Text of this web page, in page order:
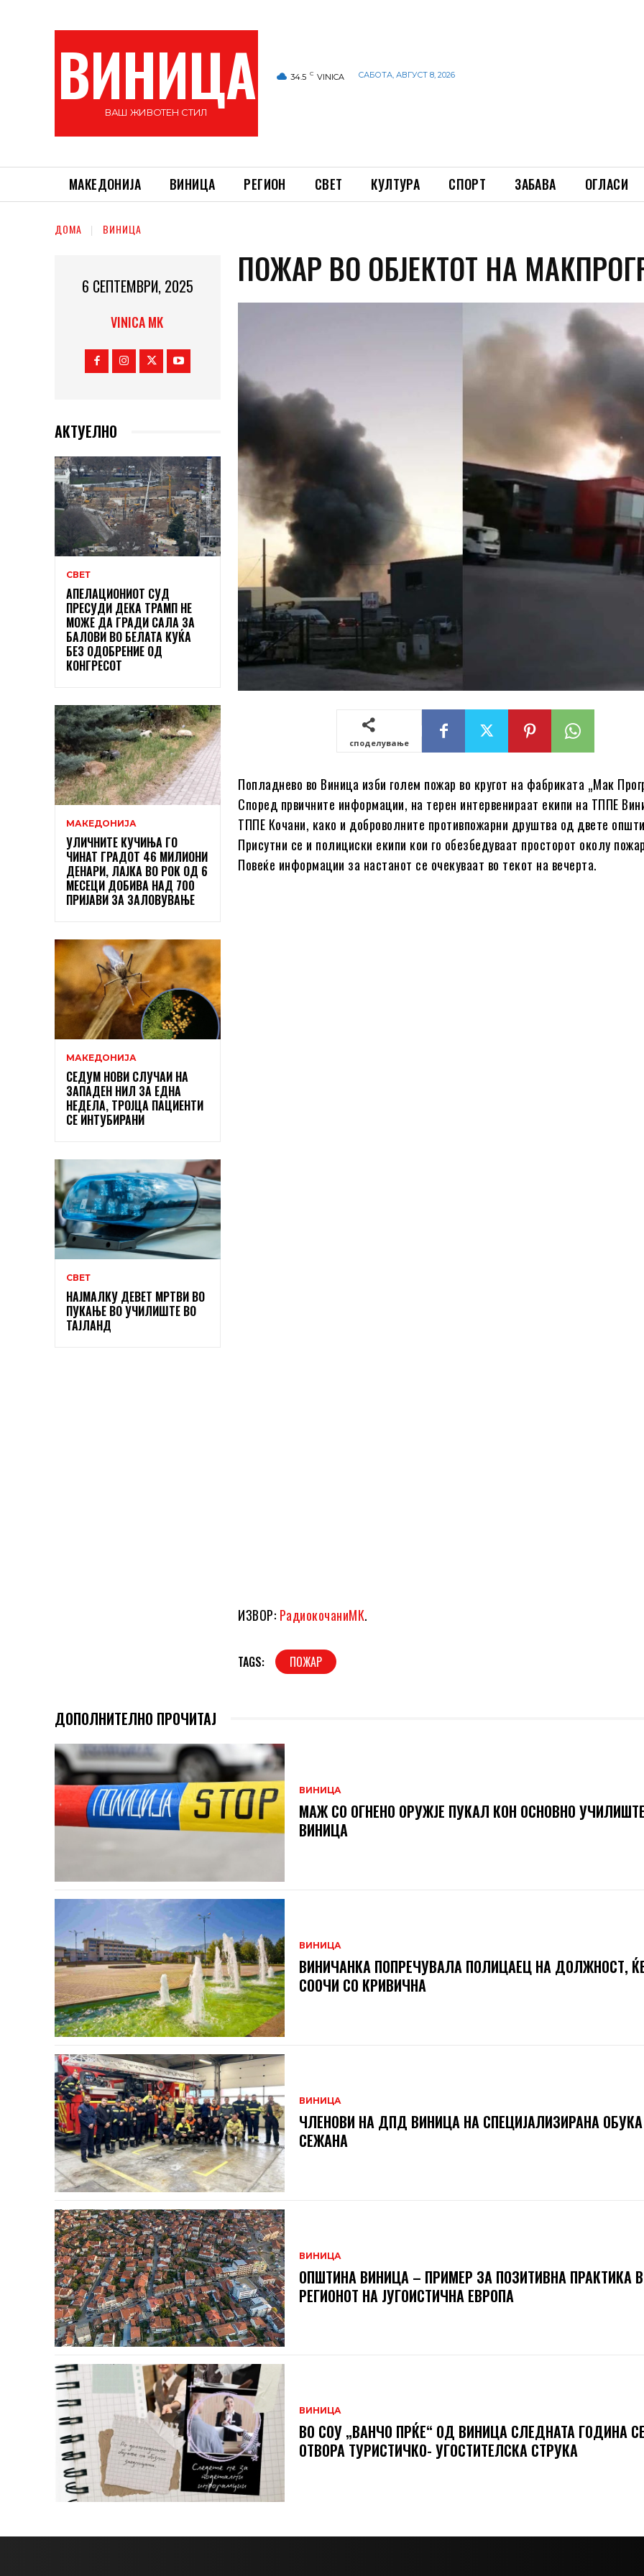
ВИНИЦА
ВАШ ЖИВОТЕН СТИЛ
34.5 C VINICA САБОТА, АВГУСТ 8, 2026
МАКЕДОНИЈА ВИНИЦА РЕГИОН СВЕТ КУЛТУРА СПОРТ ЗАБАВА ОГЛАСИ
ДОМА ВИНИЦА
6 СЕПТЕМВРИ, 2025
VINICA MK
АКТУЕЛНО
СВЕТ
АПЕЛАЦИОНИОТ СУД
ПРЕСУДИ ДЕКА ТРАМП НЕ
МОЖЕ ДА ГРАДИ САЛА ЗА
БАЛОВИ ВО БЕЛАТА КУЌА
БЕЗ ОДОБРЕНИЕ ОД
КОНГРЕСОТ
МАКЕДОНИЈА
УЛИЧНИТЕ КУЧИЊА ГО
ЧИНАТ ГРАДОТ 46 МИЛИОНИ
ДЕНАРИ, ЛАЈКА ВО РОК ОД 6
МЕСЕЦИ ДОБИВА НАД 700
ПРИЈАВИ ЗА ЗАЛОВУВАЊЕ
МАКЕДОНИЈА
СЕДУМ НОВИ СЛУЧАИ НА
ЗАПАДЕН НИЛ ЗА ЕДНА
НЕДЕЛА, ТРОЈЦА ПАЦИЕНТИ
СЕ ИНТУБИРАНИ
СВЕТ
НАЈМАЛКУ ДЕВЕТ МРТВИ ВО
ПУКАЊЕ ВО УЧИЛИШТЕ ВО
ТАЈЛАНД
ПОЖАР ВО ОБЈЕКТОТ НА
споделување
Попладнево во Виница изби голем пожар во кругот на фабриката „Мак
Според првичните информации, на терен интервенираат екипи на ТППЕ
ТППЕ Кочани, како и доброволните противпожарни друштва од двете
Присутни се и полициски екипи кои го обезбедуваат просторот околу
Повеќе информации за настанот се очекуваат во текот на вечерта.
ИЗВОР: РадиокочаниМК.
TAGS: ПОЖАР
ДОПОЛНИТЕЛНО ПРОЧИТАЈ
ВИНИЦА
МАЖ СО ОГНЕНО ОРУЖЈЕ ПУКАЛ КОН ОСНОВНO
ВИНИЦА
ВИНИЦА
ВИНИЧАНКА ПОПРЕЧУВАЛА ПОЛИЦАЕЦ НА ДОЛЖНОСТ,
СООЧИ СО КРИВИЧНА
ВИНИЦА
ЧЛЕНОВИ НА ДПД ВИНИЦА НА СПЕЦИЈАЛИЗИРАНА
СЕЖАНА
ВИНИЦА
ОПШТИНА ВИНИЦА – ПРИМЕР ЗА ПОЗИТИВНА ПРАКТИКА
РЕГИОНОТ НА ЈУГОИСТИЧНА ЕВРОПА
ВИНИЦА
ВО СОУ „ВАНЧО ПРЌЕ“ ОД ВИНИЦА СЛЕДНАТА ГОДИНА
ОТВОРА ТУРИСТИЧКО- УГОСТИТЕЛСКА СТРУКА